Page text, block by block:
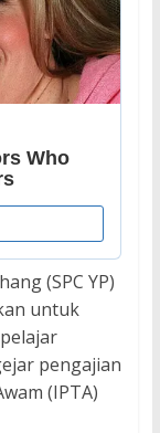
(SPC YP)
untuk
pengajian
(IPTA)